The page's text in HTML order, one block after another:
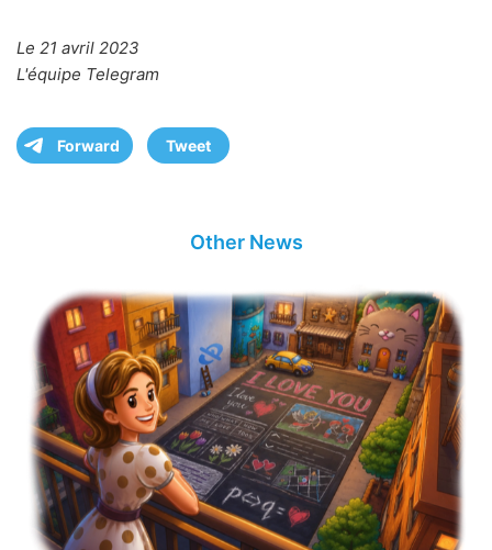
Le 21 avril 2023
L'équipe Telegram
Forward Tweet
Other News